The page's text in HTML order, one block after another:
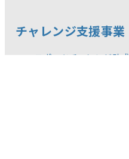
チャレンジ支援事業
スポーツチャレンジ助成